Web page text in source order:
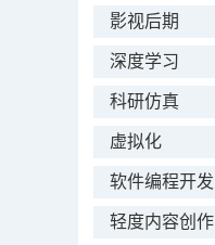
影视后期
深度学习
科研仿真
虚拟化
软件编程开发
轻度内容创作